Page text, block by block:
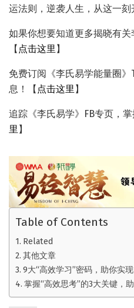
运法则，逆袭人生，从这一刻
如果你想要知道更多揭晓有
【 点击这里 】
免费订阅《李氏易学能量圈
息！【 点击这里 】
追踪《李氏易学》FB专页，
里 】
Table of Contents
Related
其他文章
9大“高效学习”密码，助你实
掌握“高效思考”的3大关键，